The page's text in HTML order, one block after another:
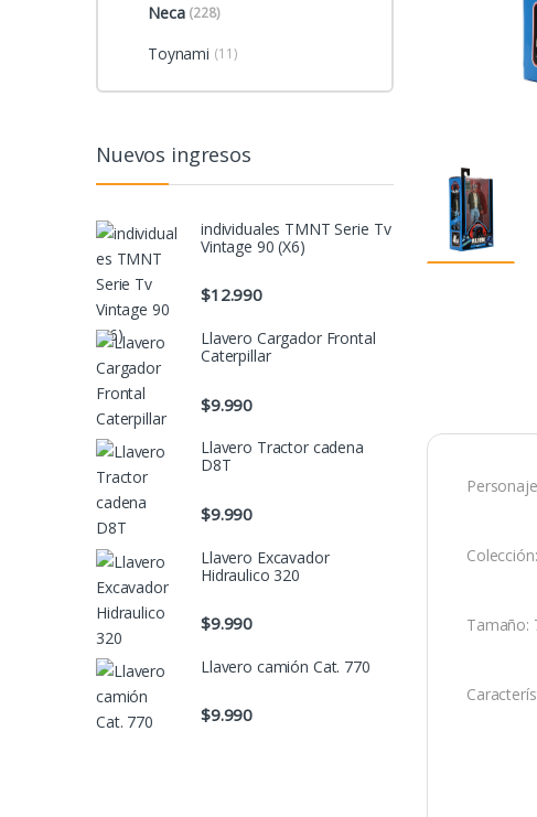
Tamaño:
Neca (228)
Toynami (11)
Nuevos ingresos
individuales TMNT Serie Tv
Vintage 90 (X6)
$12.990
Llavero Cargador Frontal
Caterpillar
$9.990
Llavero Tractor cadena
D8T
$9.990
Llavero Excavador
Hidraulico 320
$9.990
Llavero camión Cat. 770
$9.990